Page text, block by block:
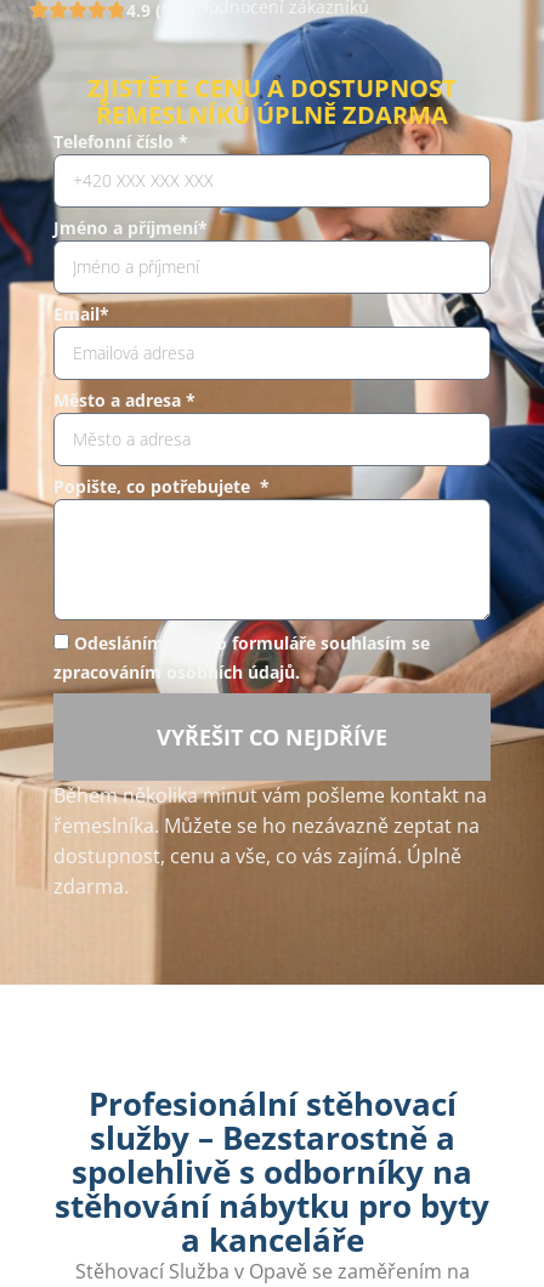
4.9 (960) Hodnocení zákazníků
ZJISTĚTE CENU A DOSTUPNOST
ŘEMESLNÍKŮ ÚPLNĚ ZDARMA
Telefonní číslo *
Jméno a příjmení*
Email*
Město a adresa *
Popište, co potřebujete *
Odesláním tohoto formuláře souhlasím se
zpracováním osobních údajů.
VYŘEŠIT CO NEJDŘÍVE
Během několika minut vám pošleme kontakt na
řemeslníka. Můžete se ho nezávazně zeptat na
dostupnost, cenu a vše, co vás zajímá. Úplně
zdarma.
Profesionální stěhovací
služby – Bezstarostně a
spolehlivě s odborníky na
stěhování nábytku pro byty
a kanceláře
Stěhovací Služba v Opavě se zaměřením na